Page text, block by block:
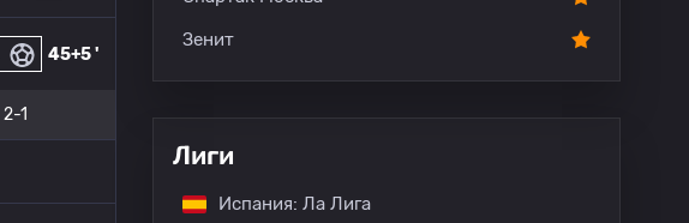
45+5 '
2-1
Зенит
Лиги
Испания: Ла Лига